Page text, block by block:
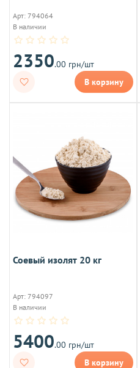
Арт: 794064
В наличии
2350.00 грн/шт
В корзину
Соевый изолят 20 кг
Арт: 794097
В наличии
5400.00 грн/шт
В корзину